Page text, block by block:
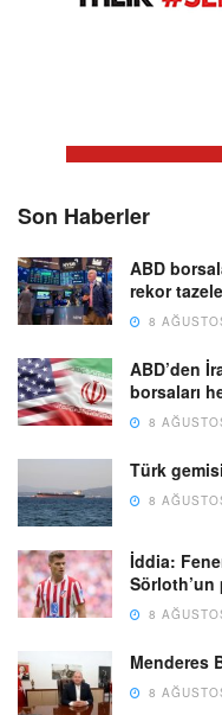
Son Haberler
ABD
rekor
8
ABD’den
borsaları
8
Türk
8
İddia:
Sörloth’un
8
Menderes
8